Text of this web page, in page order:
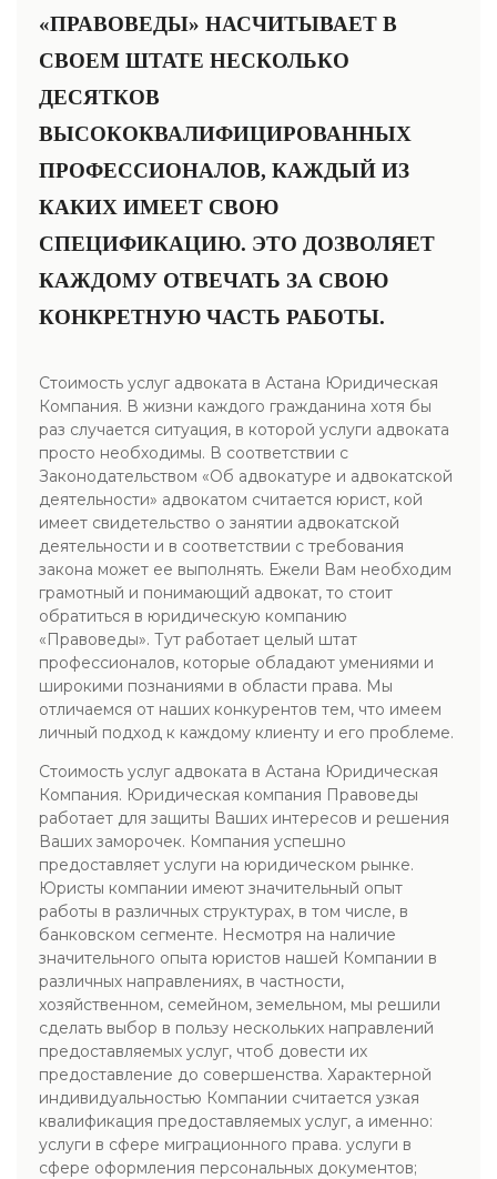
«ПРАВОВЕДЫ» НАСЧИТЫВАЕТ В
СВОЕМ ШТАТЕ НЕСКОЛЬКО
ДЕСЯТКОВ
ВЫСОКОКВАЛИФИЦИРОВАННЫХ
ПРОФЕССИОНАЛОВ, КАЖДЫЙ ИЗ
КАКИХ ИМЕЕТ СВОЮ
СПЕЦИФИКАЦИЮ. ЭТО ДОЗВОЛЯЕТ
КАЖДОМУ ОТВЕЧАТЬ ЗА СВОЮ
КОНКРЕТНУЮ ЧАСТЬ РАБОТЫ.
Стоимость услуг адвоката в Астана Юридическая
Компания. В жизни каждого гражданина хотя бы
раз случается ситуация, в которой услуги адвоката
просто необходимы. В соответствии с
Законодательством «Об адвокатуре и адвокатской
деятельности» адвокатом считается юрист, кой
имеет свидетельство о занятии адвокатской
деятельности и в соответствии с требования
закона может ее выполнять. Ежели Вам необходим
грамотный и понимающий адвокат, то стоит
обратиться в юридическую компанию
«Правоведы». Тут работает целый штат
профессионалов, которые обладают умениями и
широкими познаниями в области права. Мы
отличаемся от наших конкурентов тем, что имеем
личный подход к каждому клиенту и его проблеме.
Стоимость услуг адвоката в Астана Юридическая
Компания. Юридическая компания Правоведы
работает для защиты Ваших интересов и решения
Ваших заморочек. Компания успешно
предоставляет услуги на юридическом рынке.
Юристы компании имеют значительный опыт
работы в различных структурах, в том числе, в
банковском сегменте. Несмотря на наличие
значительного опыта юристов нашей Компании в
различных направлениях, в частности,
хозяйственном, семейном, земельном, мы решили
сделать выбор в пользу нескольких направлений
предоставляемых услуг, чтоб довести их
предоставление до совершенства. Характерной
индивидуальностью Компании считается узкая
квалификация предоставляемых услуг, а именно:
услуги в сфере миграционного права. услуги в
сфере оформления персональных документов;